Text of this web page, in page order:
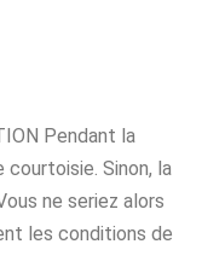
Pendant la
Sinon, la
ne seriez alors
les conditions de